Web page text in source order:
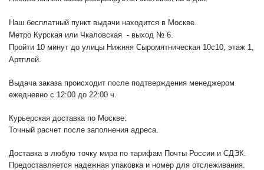
Наш бесплатный пункт выдачи находится в Москве.
Метро Курская или Чкаловская - выход № 6.
Пройти 10 минут до улицы Нижняя Сыромятническая 10с10, этаж 1,
Артплей.
Выдача заказа происходит после подтверждения менеджером
ежедневно с 12:00 до 22:00 ч.
Курьерская доставка по Москве:
Точный расчет после заполнения адреса.
Доставка в любую точку мира по тарифам Почты России и СДЭК.
Предоставляется надежная упаковка и номер для отслеживания.